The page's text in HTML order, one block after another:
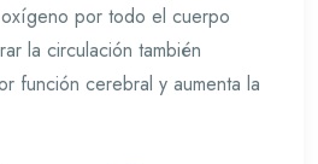
por todo el cuerpo
la circulación también
función cerebral y aumenta la